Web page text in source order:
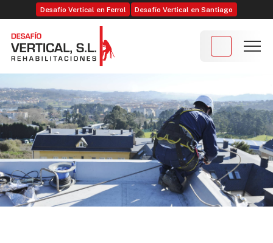
Desafío Vertical en Ferrol Desafío Vertical en Santiago